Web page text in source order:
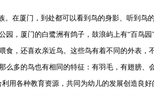
在厦门，到处都可以看到鸟的身影、听到鸟
园，厦门的白鹭洲有鸽子，鼓浪屿上有“百鸟
食，还喜欢亲近鸟。这些鸟有着不同的外表，
么多的鸟也有相同的特征：有羽毛，有翅膀、
用各种教育资源，共同为幼儿的发展创造良好